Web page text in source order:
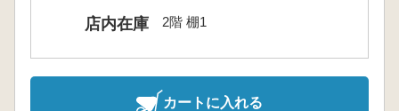
店内在庫 2階 棚1
カートに入れる